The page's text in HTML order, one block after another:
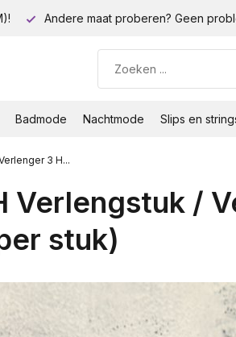
Andere maat proberen? Geen
Badmode Nachtmode Slips en
3 H...
Verlengstuk /
stuk)